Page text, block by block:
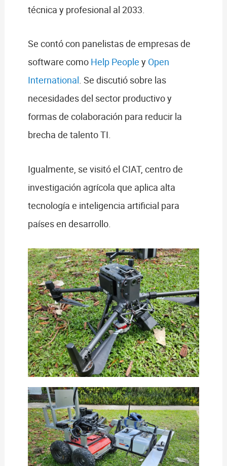
técnica y profesional al 2033.
Se contó con panelistas de empresas de
software como Help People y Open
International. Se discutió sobre las
necesidades del sector productivo y
formas de colaboración para reducir la
brecha de talento TI.
Igualmente, se visitó el CIAT, centro de
investigación agrícola que aplica alta
tecnología e inteligencia artificial para
países en desarrollo.